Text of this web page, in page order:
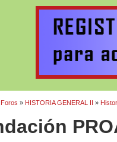
Foros » HISTORIA GENERAL II »